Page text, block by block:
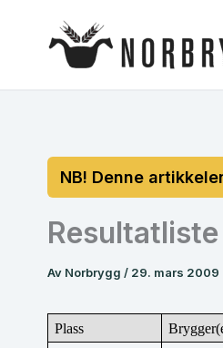
Av Norbrygg / 29. mars 2009
Plass